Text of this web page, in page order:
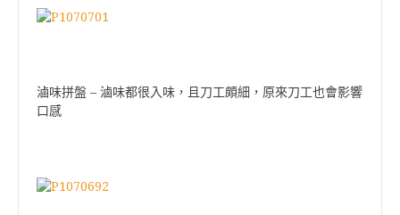
滷味拼盤 – 滷味都很入味，且刀工頗細，原來刀工也會影響
口感